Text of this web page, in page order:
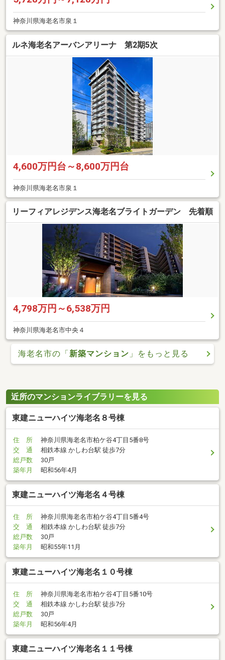
神奈川県海老名市泉１
ルネ海老名アーバンアリーナ 第2期5次
4,600万円台～8,600万円台
神奈川県海老名市泉１
リーフィアレジデンス海老名ブライトガーデン 先着順
4,798万円～6,538万円
神奈川県海老名市中央４
海老名市の「新築マンション 」をもっと見る
近所のマンションライブラリーを見る
東建ニューハイツ海老名８号棟
住 所
神奈川県海老名市柏ケ谷4丁目5番8号
交 通
相鉄本線 かしわ台駅 徒歩7分
総戸数
30戸
築年月
昭和56年4月
東建ニューハイツ海老名４号棟
住 所
神奈川県海老名市柏ケ谷4丁目5番4号
交 通
相鉄本線 かしわ台駅 徒歩7分
総戸数
30戸
築年月
昭和55年11月
東建ニューハイツ海老名１０号棟
住 所
神奈川県海老名市柏ケ谷4丁目5番10号
交 通
相鉄本線 かしわ台駅 徒歩7分
総戸数
30戸
築年月
昭和56年4月
東建ニューハイツ海老名１１号棟